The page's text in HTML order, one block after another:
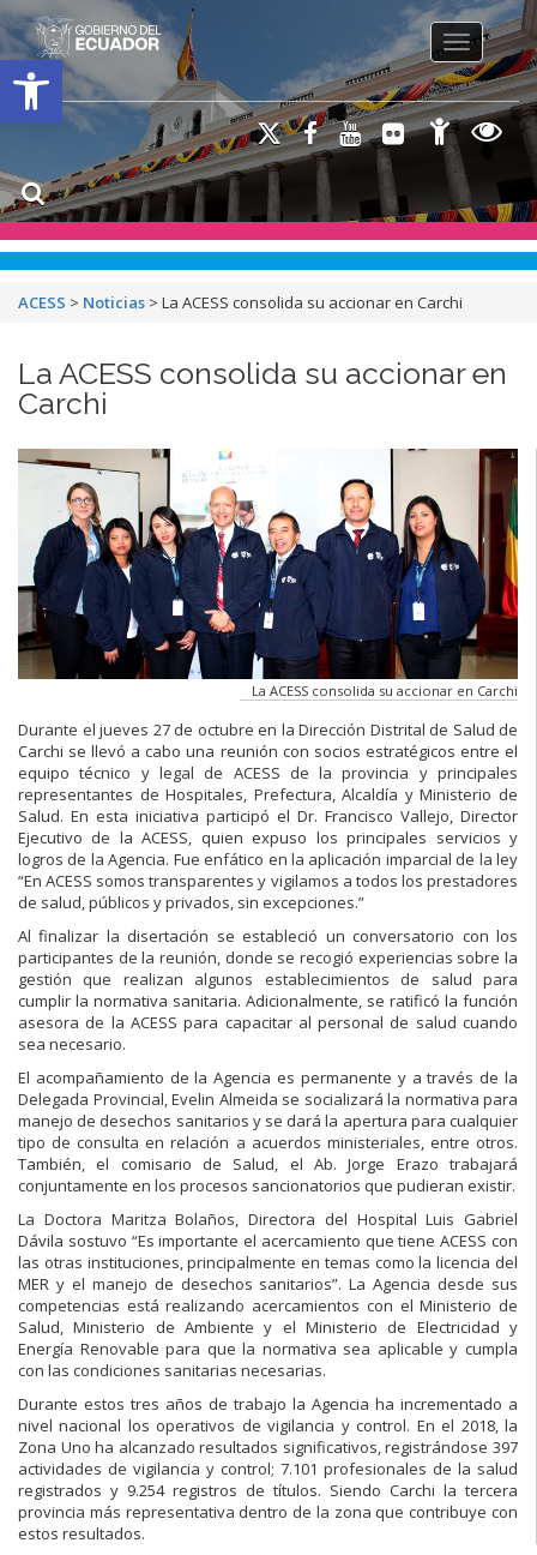
Open toolbar
Toggle
ACESS > Noticias > La ACESS consolida su accionar en Carchi
La ACESS consolida su accionar en
Carchi
La ACESS consolida su accionar en Carchi
Durante el jueves 27 de octubre en la Dirección Distrital de Salud de
Carchi se llevó a cabo una reunión con socios estratégicos entre el
equipo técnico y legal de ACESS de la provincia y principales
representantes de Hospitales, Prefectura, Alcaldía y Ministerio de
Salud. En esta iniciativa participó el Dr. Francisco Vallejo, Director
Ejecutivo de la ACESS, quien expuso los principales servicios y
logros de la Agencia. Fue enfático en la aplicación imparcial de la ley
“En ACESS somos transparentes y vigilamos a todos los prestadores
de salud, públicos y privados, sin excepciones.”
Al finalizar la disertación se estableció un conversatorio con los
participantes de la reunión, donde se recogió experiencias sobre la
gestión que realizan algunos establecimientos de salud para
cumplir la normativa sanitaria. Adicionalmente, se ratificó la función
asesora de la ACESS para capacitar al personal de salud cuando
sea necesario.
El acompañamiento de la Agencia es permanente y a través de la
Delegada Provincial, Evelin Almeida se socializará la normativa para
manejo de desechos sanitarios y se dará la apertura para cualquier
tipo de consulta en relación a acuerdos ministeriales, entre otros.
También, el comisario de Salud, el Ab. Jorge Erazo trabajará
conjuntamente en los procesos sancionatorios que pudieran existir.
La Doctora Maritza Bolaños, Directora del Hospital Luis Gabriel
Dávila sostuvo “Es importante el acercamiento que tiene ACESS con
las otras instituciones, principalmente en temas como la licencia del
MER y el manejo de desechos sanitarios”. La Agencia desde sus
competencias está realizando acercamientos con el Ministerio de
Salud, Ministerio de Ambiente y el Ministerio de Electricidad y
Energía Renovable para que la normativa sea aplicable y cumpla
con las condiciones sanitarias necesarias.
Durante estos tres años de trabajo la Agencia ha incrementado a
nivel nacional los operativos de vigilancia y control. En el 2018, la
Zona Uno ha alcanzado resultados significativos, registrándose 397
actividades de vigilancia y control; 7.101 profesionales de la salud
registrados y 9.254 registros de títulos. Siendo Carchi la tercera
provincia más representativa dentro de la zona que contribuye con
estos resultados.